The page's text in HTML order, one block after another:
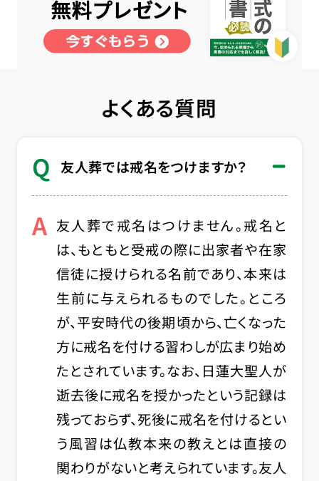
よくある質問
Q 友人葬では戒名をつけますか？
A 友人葬で戒名はつけません。戒名と
は、もともと受戒の際に出家者や在家
信徒に授けられる名前であり、本来は
生前に与えられるものでした。ところ
が、平安時代の後期頃から、亡くなった
方に戒名を付ける習わしが広まり始め
たとされています。なお、日蓮大聖人が
逝去後に戒名を授かったという記録は
残っておらず、死後に戒名を付けるとい
う風習は仏教本来の教えとは直接の
関わりがないと考えられています。友人